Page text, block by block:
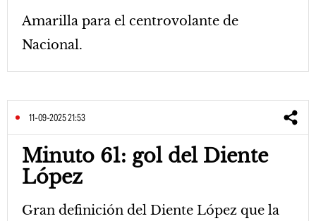
Amarilla para el centrovolante de
Nacional.
11-09-2025 21:53
Minuto 61: gol del Diente
López
Gran definición del Diente López que la